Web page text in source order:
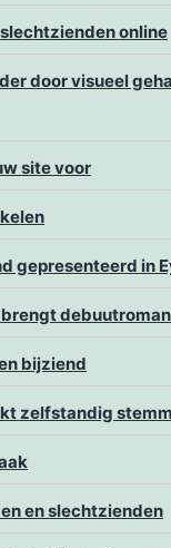
online
door visueel
site voor
gepresenteerd in
bijziend
zelfstandig
en slechtzienden